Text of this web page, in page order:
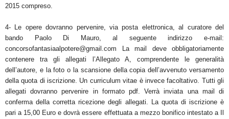
2015 compreso.
4- Le opere dovranno pervenire, via posta elettronica, al curatore del
bando Paolo Di Mauro, al seguente indirizzo e-mail:
concorsofantasiaalpotere@gmail.com La mail deve obbligatoriamente
contenere tra gli allegati l’Allegato A, comprendente le generalità
dell’autore, e la foto o la scansione della copia dell’avvenuto versamento
della quota di iscrizione. Un curriculum vitae è invece facoltativo. Tutti gli
allegati dovranno pervenire in formato pdf. Verrà inviata una mail di
conferma della corretta ricezione degli allegati. La quota di iscrizione è
pari a 15,00 Euro e dovrà essere effettuata a mezzo bonifico intestato a Il